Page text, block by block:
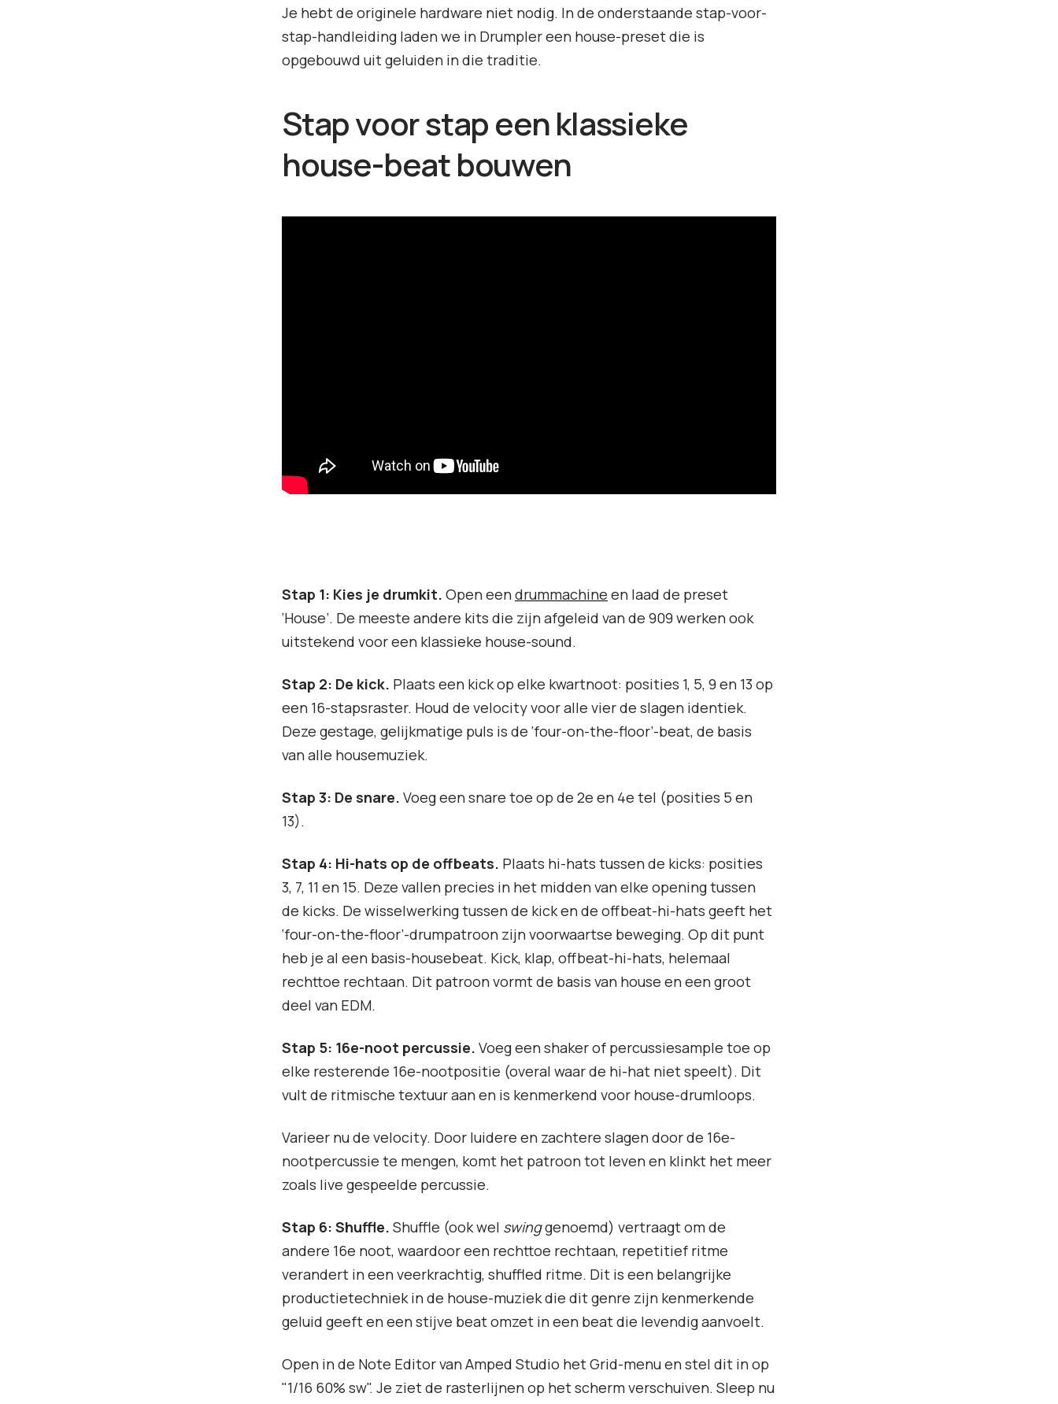
Je hebt de originele hardware niet nodig. In de onderstaande stap-voor-
stap-handleiding laden we in Drumpler een house-preset die is
opgebouwd uit geluiden in die traditie.
Stap voor stap een klassieke
house-beat bouwen
Stap 1: Kies je drumkit. Open eendrummachine en laad de preset
‘House’. De meeste andere kits die zijn afgeleid van de 909 werken ook
uitstekend voor een klassieke house-sound.
Stap 2: De kick. Plaats een kick op elke kwartnoot: posities 1, 5, 9 en 13 op
een 16-stapsraster. Houd de velocity voor alle vier de slagen identiek.
Deze gestage, gelijkmatige puls is de ‘four-on-the-floor’-beat, de basis
van alle housemuziek.
Stap 3: De snare. Voeg een snare toe op de 2e en 4e tel (posities 5 en
13).
Stap 4: Hi-hats op de offbeats. Plaats hi-hats tussen de kicks: posities
3, 7, 11 en 15. Deze vallen precies in het midden van elke opening tussen
de kicks. De wisselwerking tussen de kick en de offbeat-hi-hats geeft het
‘four-on-the-floor’-drumpatroon zijn voorwaartse beweging. Op dit punt
heb je al een basis-housebeat. Kick, klap, offbeat-hi-hats, helemaal
rechttoe rechtaan. Dit patroon vormt de basis van house en een groot
deel van EDM.
Stap 5: 16e-noot percussie. Voeg een shaker of percussiesample toe op
elke resterende 16e-nootpositie (overal waar de hi-hat niet speelt). Dit
vult de ritmische textuur aan en is kenmerkend voor house-drumloops.
Varieer nu de velocity. Door luidere en zachtere slagen door de 16e-
nootpercussie te mengen, komt het patroon tot leven en klinkt het meer
zoals live gespeelde percussie.
Stap 6: Shuffle. Shuffle (ook wel swinggenoemd) vertraagt om de
andere 16e noot, waardoor een rechttoe rechtaan, repetitief ritme
verandert in een veerkrachtig, shuffled ritme. Dit is een belangrijke
productietechniek in de house-muziek die dit genre zijn kenmerkende
geluid geeft en een stijve beat omzet in een beat die levendig aanvoelt.
Open in de Note Editor van Amped Studio het Grid-menu en stel dit in op
"1/16 60% sw". Je ziet de rasterlijnen op het scherm verschuiven. Sleep nu